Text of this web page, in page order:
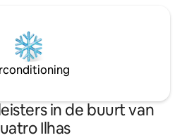
in de buurt van
Ilhas